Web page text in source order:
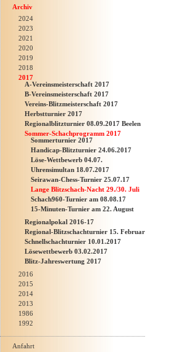
Archiv
2024
2023
2021
2020
2019
2018
2017
A-Vereinsmeisterschaft 2017
B-Vereinsmeisterschaft 2017
Vereins-Blitzmeisterschaft 2017
Herbstturnier 2017
Regionalblitzturnier 08.09.2017 Beelen
Sommer-Schachprogramm 2017
Sommerturnier 2017
Handicap-Blitzturnier 24.06.2017
Löse-Wettbewerb 04.07.
Uhrensimultan 18.07.2017
Seirawan-Chess-Turnier 25.07.17
Lange Blitzschach-Nacht 29./30. Juli
Schach960-Turnier am 08.08.17
15-Minuten-Turnier am 22. August
Regionalpokal 2016-17
Regional-Blitzschachturnier 15. Februar
Schnellschachturnier 10.01.2017
Lösewettbewerb 03.02.2017
Blitz-Jahreswertung 2017
2016
2015
2014
2013
1986
1992
Anfahrt